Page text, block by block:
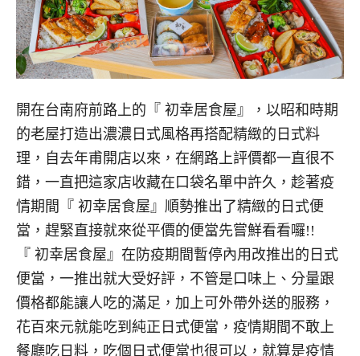
開在台南府前路上的『 初幸居食屋』，以昭和時期
的老屋打造出濃濃日式風格再搭配精緻的日式料
理，自去年甫開店以來，在網路上評價都一直很不
錯，一直把這家店收藏在口袋名單中許久，趁著疫
情期間『 初幸居食屋』順勢推出了精緻的日式便
當，趕緊直接就來從平價的便當先嘗鮮看看囉!!
『 初幸居食屋』在防疫期間暫停內用改推出的日式
便當，一推出就大受好評，不管是口味上、分量跟
價格都能讓人吃的滿足，加上可外帶外送的服務，
花百來元就能吃到純正日式便當，疫情期間不敢上
餐廳吃日料，吃個日式便當也很可以，就算是疫情